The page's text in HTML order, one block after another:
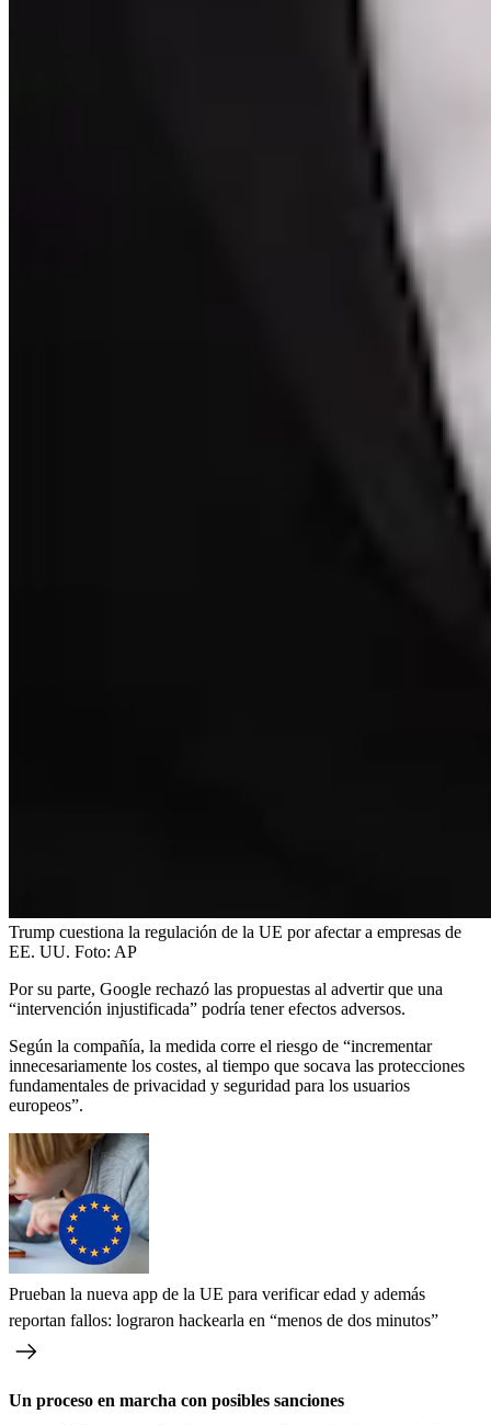
Trump cuestiona la regulación de la UE por afectar a empresas de
EE. UU. Foto: AP
Por su parte, Google rechazó las propuestas al advertir que una
“intervención injustificada” podría tener efectos adversos.
Según la compañía, la medida corre el riesgo de “incrementar
innecesariamente los costes, al tiempo que socava las protecciones
fundamentales de privacidad y seguridad para los usuarios
europeos”.
Prueban la nueva app de la UE para verificar edad y además
reportan fallos: lograron hackearla en “menos de dos minutos”
Un proceso en marcha con posibles sanciones